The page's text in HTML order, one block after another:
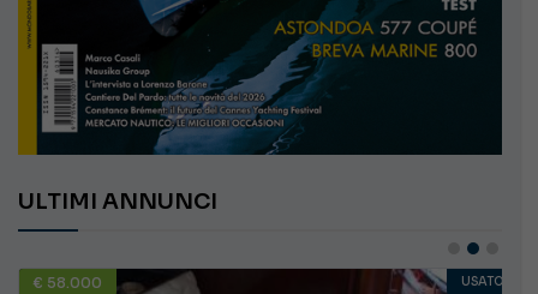
ULTIMI ANNUNCI
€ 58.000 USATO